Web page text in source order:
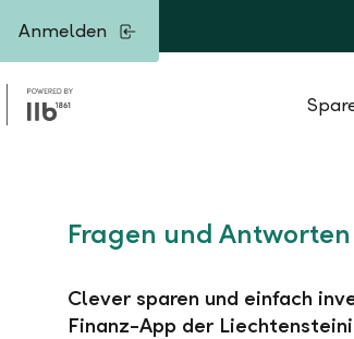
Anmelden
Fragen und
Clever sparen und einfach
Finanz-App der